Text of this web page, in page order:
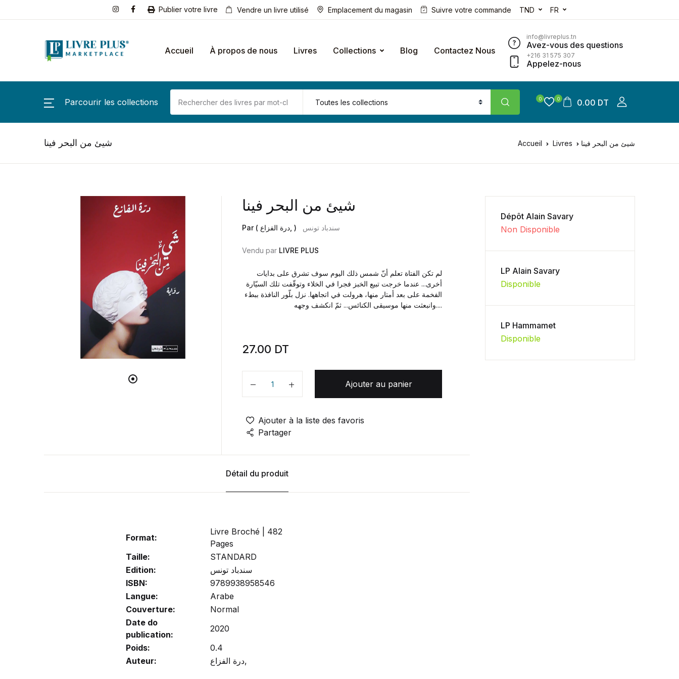
Publier votre livre Vendre un livre utilisé Emplacement du magasin Suivre votre commande TND FR
Accueil À propos de nous Livres Collections Blog Contactez Nous
info@livreplus.tn
Avez-vous des questions
+216 31 575 307
Appelez-nous
Parcourir les collections 0 0 0.00 DT
شيئ من البحر فينا Accueil Livres شيئ من البحر فينا
شيئ من البحر فينا
Par ( درة الفزاع, ) سندباد تونس
Vendu par LIVRE PLUS
لم تكن الفتاة تعلم أنّ شمس ذلك اليوم سوف تشرق على بدايات
أخرى... عندما خرجت تبيع الخبز فجرا في الخلاء وتوقّفت تلك السيّارة
الفخمة على بعد أمتار منها، هرولت في اتجاهها. نزل بلّور النافذة ببطء
وانبعثت منها موسيقى الكنائس... ثمّ انكشف وجهه....
27.00 DT
Quantité
Ajouter au panier
Ajouter à la liste des favoris
Partager
Détail du produit
Format:
Livre Broché | 482
Pages
Taille:
STANDARD
Edition:
سندباد تونس
ISBN:
9789938958546
Langue:
Arabe
Couverture:
Normal
Date do
publication:
2020
Poids:
0.4
Auteur:
درة الفزاع,
Dépôt Alain Savary
Non Disponible
LP Alain Savary
Disponible
LP Hammamet
Disponible